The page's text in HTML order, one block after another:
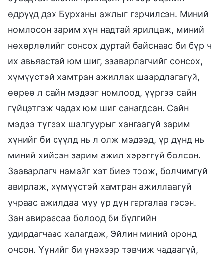
өдрүүд дэх Бурханы ажлыг гэрчилсэн. Миний
номлосон зарим хүн надтай ярилцаж, миний
нөхөрлөлийг сонсох дуртай байснаас би бүр ч
их авьяастай юм шиг, зааварлагчийг сонсох,
хүмүүстэй хамтран ажиллах шаардлагагүй,
өөрөө л сайн мэдээг номлоод, үүргээ сайн
гүйцэтгэж чадах юм шиг санагдсан. Сайн
мэдээ түгээх шалгуурыг хангаагүй зарим
хүнийг би сүүлд нь л олж мэдээд, үр дүнд нь
миний хийсэн зарим ажил хэрэггүй болсон.
Зааварлагч намайг хэт биеэ тоож, болчимгүй
авирлаж, хүмүүстэй хамтран ажиллаагүй
учраас ажилдаа муу үр дүн гаргалаа гэсэн.
Зан авираасаа болоод би бүлгийн
удирдагчаас халагдаж, Эйлин миний оронд
очсон. Үүнийг би үнэхээр тэвчиж чадаагүй,